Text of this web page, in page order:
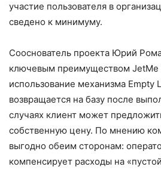
участие пользователя в
сведено к минимуму.
Сооснователь проекта Юрий
ключевым преимуществом JetMe
использование механизма Empty
возвращается на базу после
случаях клиент может
собственную цену. По мнению
выгодно обеим сторонам:
компенсирует расходы на